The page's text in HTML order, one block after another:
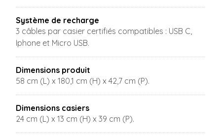
Système de recharge
3 câbles par casier certifiés compatibles : USB C,
Iphone et Micro USB.
Dimensions produit
58 cm (L) x 180,1 cm (H) x 42,7 cm (P).
Dimensions casiers
24 cm (L) x 13 cm (H) x 39 cm (P).